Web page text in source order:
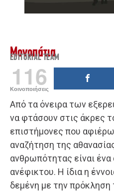
Μονοπάτια
EDITORIAL TEAM
116
Κοινοποιήσεις
Από τα όνειρα των
να φτάσουν στις άκρες
επιστήμονες που
αναζήτηση της
ανθρωπότητας είναι ένα
ανέφικτου. Η ίδια η
δεμένη με την πρόκληση